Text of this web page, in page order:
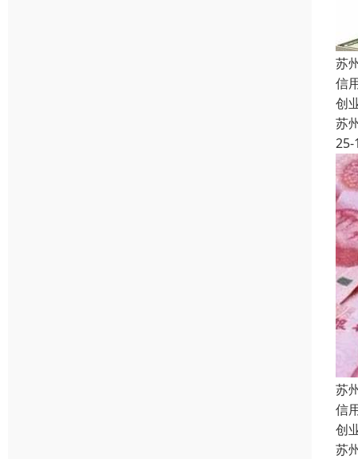
苏
信
创
苏
25-
苏
信
创
苏